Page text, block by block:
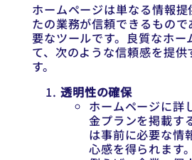
ホームページは単なる情報提
たの業務が信頼できるもの
要なツールです。良質なホー
て、次のような信頼感を提供
す。
透明性の確保
ホームページに詳
金プランを掲載す
は事前に必要な情
心感を得られます。